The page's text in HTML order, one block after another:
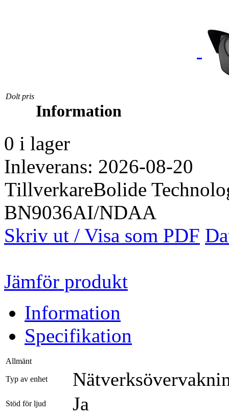
Dolt pris
Information
0 i lager
Inleverans: 2026-08-20
TillverkareBolide
BN9036AI/NDAA
Skriv ut / Visa som PDF
Jämför produkt
Information
Specifikation
Allmänt
Typ av enhet
Stöd för ljud Ja